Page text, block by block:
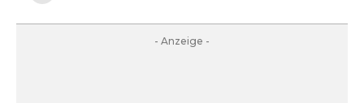
- Anzeige -